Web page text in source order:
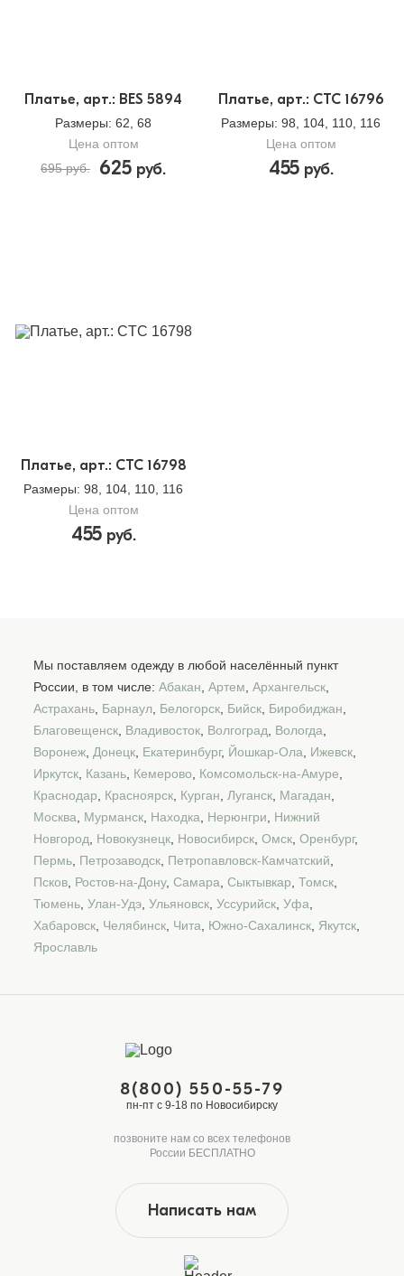
Платье, арт.: BES 5894
Размеры: 62, 68
Цена оптом
695 руб.
625 руб.
Платье, арт.: CTC 16796
Размеры: 98, 104, 110, 116
Цена оптом
455руб.
Платье, арт.: CTC 16798
Размеры: 98, 104, 110, 116
Цена оптом
455руб.
Мы поставляем одежду в любой населённый пункт
России, в том числе: Абакан, Артем, Архангельск,
Астрахань, Барнаул, Белогорск, Бийск, Биробиджан,
Благовещенск, Владивосток, Волгоград, Вологда,
Воронеж, Донецк, Екатеринбург, Йошкар-Ола, Ижевск,
Иркутск, Казань, Кемерово, Комсомольск-на-Амуре,
Краснодар, Красноярск, Курган, Луганск, Магадан,
Москва, Мурманск, Находка, Нерюнгри, Нижний
Новгород, Новокузнецк, Новосибирск, Омск, Оренбург,
Пермь, Петрозаводск, Петропавловск-Камчатский,
Псков, Ростов-на-Дону, Самара, Сыктывкар, Томск,
Тюмень, Улан-Удэ, Ульяновск, Уссурийск, Уфа,
Хабаровск, Челябинск, Чита, Южно-Сахалинск, Якутск,
Ярославль
8(800) 550-55-79
пн-пт с 9-18 по Новосибирску
позвоните нам со всех телефонов
России БЕСПЛАТНО
Написать нам